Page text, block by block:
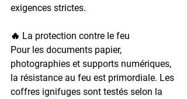
exigences strictes.
🔥 La protection contre le feu
Pour les documents papier,
photographies et supports numériques,
la résistance au feu est primordiale. Les
coffres ignifuges sont testés selon la